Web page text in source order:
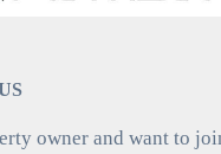
owner and want to